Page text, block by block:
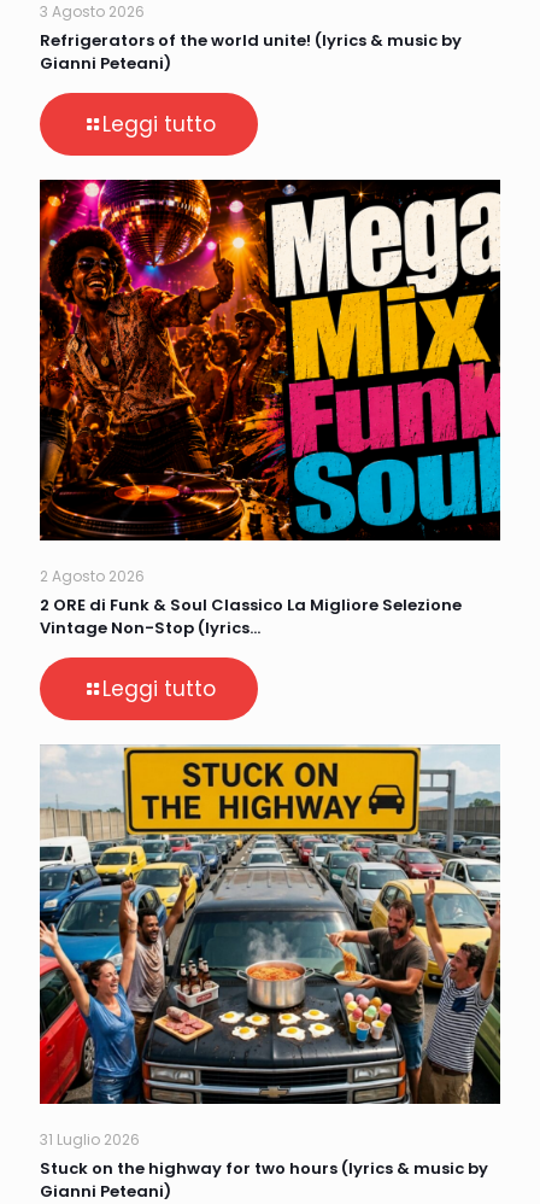
3 Agosto 2026
Refrigerators of the world unite! (lyrics & music by
Gianni Peteani)
Leggi tutto
2 Agosto 2026
2 ORE di Funk & Soul Classico La Migliore Selezione
Vintage Non-Stop (lyrics…
Leggi tutto
31 Luglio 2026
Stuck on the highway for two hours (lyrics & music by
Gianni Peteani)